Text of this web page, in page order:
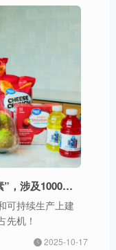
零售巨头沃尔玛淘汰11种“人工色素”，涉及1000款产品
可持续生产上建
先机！
2025-10-17